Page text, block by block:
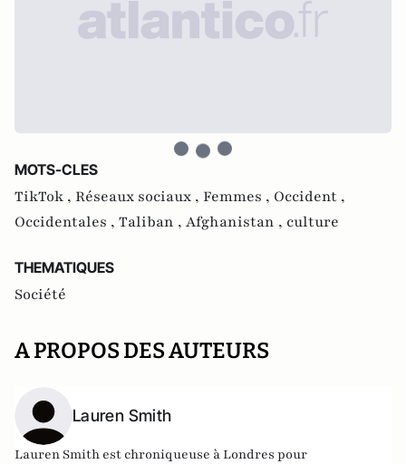
MOTS-CLES
TikTok , Réseaux sociaux , Femmes , Occident ,
Occidentales , Taliban , Afghanistan , culture
THEMATIQUES
Société
A PROPOS DES AUTEURS
Lauren Smith
Lauren Smith est chroniqueuse à Londres pour